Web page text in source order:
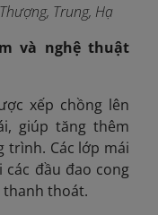
Trung, Hạ
và nghệ thuật
xếp chồng lên
giúp tăng thêm
trình. Các lớp mái
đầu đao cong
thanh thoát.